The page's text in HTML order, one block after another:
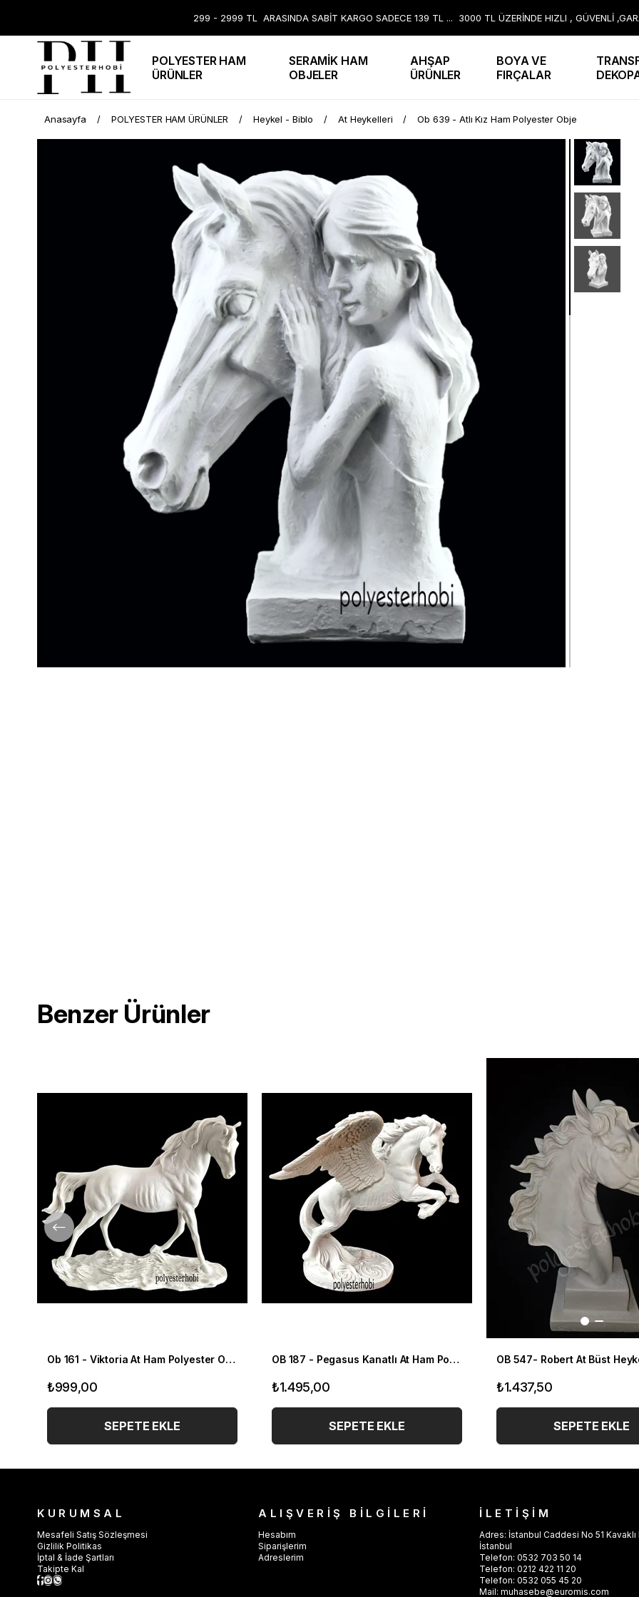
299 - 2999 TL ARASINDA SABİT KARGO SADECE 139 TL ... 3000 TL ÜZERİNDE HIZLI , GÜVENLİ
POLYESTER HAM
ÜRÜNLER
SERAMİK HAM
OBJELER
AHŞAP
ÜRÜNLER
BOYA VE
FIRÇALAR
Anasayfa POLYESTER HAM ÜRÜNLER Heykel - Biblo At Heykelleri Ob 639 - Atlı Kız Ham Polyester Obje
Benzer Ürünler
Ob 161 - Viktoria At Ham Polyester Obje
₺999,00
SEPETE EKLE
OB 187 - Pegasus Kanatlı At Ham Polyester Obje
₺1.495,00
SEPETE EKLE
₺1.437,50
SEPETE EKLE
KURUMSAL
Mesafeli Satış Sözleşmesi
Gizlilik Politikas
İptal & İade Şartları
Takipte Kal
ALIŞVERİŞ BİLGİLERİ
Hesabım
Siparişlerim
Adreslerim
İLETİŞİM
Adres: İstanbul Caddesi No 51
İstanbul
Telefon: 0532 703 50 14
Telefon: 0212 422 11 20
Telefon: 0532 055 45 20
Mail: muhasebe@euromis.com